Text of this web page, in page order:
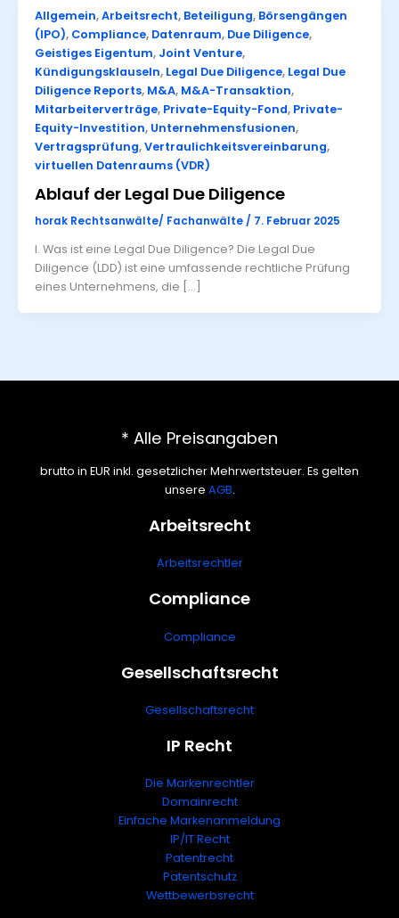
Allgemein,Arbeitsrecht, Beteiligung, Börsengängen
(IPO), Compliance, Datenraum, Due Diligence,
Geistiges Eigentum, Joint Venture,
Kündigungsklauseln, Legal Due Diligence, Legal Due
Diligence Reports, M&A, M&A-Transaktion,
Mitarbeiterverträge, Private-Equity-Fond, Private-
Equity-Investition, Unternehmensfusionen,
Vertragsprüfung,Vertraulichkeitsvereinbarung,
virtuellen Datenraums (VDR)
Ablauf der Legal Due Diligence
horak Rechtsanwälte/ Fachanwälte / 7. Februar 2025
I. Was ist eine Legal Due Diligence? Die Legal Due
Diligence (LDD) ist eine umfassende rechtliche Prüfung
eines Unternehmens, die […]
* Alle Preisangaben
brutto in EUR inkl. gesetzlicher Mehrwertsteuer. Es gelten
unsere AGB.
Arbeitsrecht
Arbeitsrechtler
Compliance
Compliance
Gesellschaftsrecht
Gesellschaftsrecht
IP Recht
Die Markenrechtler
Domainrecht
Einfache Markenanmeldung
IP/IT Recht
Patentrecht
Patentschutz
Wettbewerbsrecht